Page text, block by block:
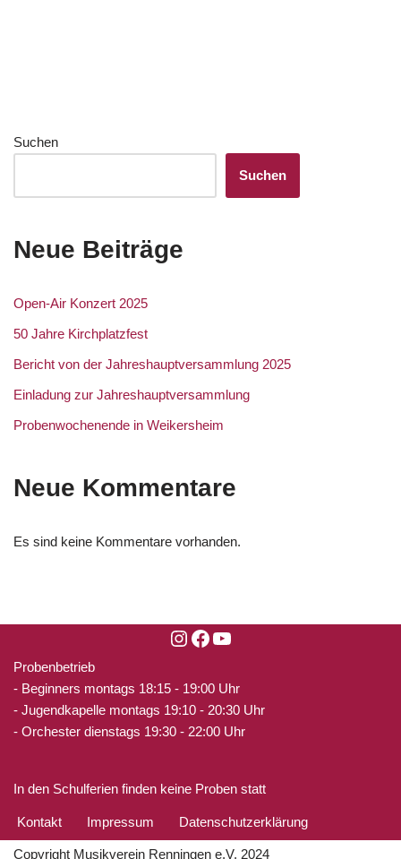
Suchen
Suchen
Neue Beiträge
Open-Air Konzert 2025
50 Jahre Kirchplatzfest
Bericht von der Jahreshauptversammlung 2025
Einladung zur Jahreshauptversammlung
Probenwochenende in Weikersheim
Neue Kommentare
Es sind keine Kommentare vorhanden.
Probenbetrieb
- Beginners montags 18:15 - 19:00 Uhr
- Jugendkapelle montags 19:10 - 20:30 Uhr
- Orchester dienstags 19:30 - 22:00 Uhr
In den Schulferien finden keine Proben statt
Kontakt Impressum Datenschutzerklärung
Copyright Musikverein Renningen e.V. 2024